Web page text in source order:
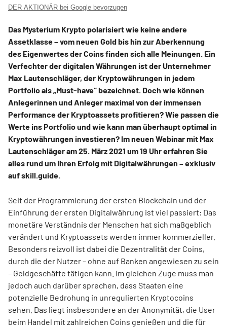
DER AKTIONÄR bei Google bevorzugen
Das Mysterium Krypto polarisiert wie keine andere
Assetklasse – vom neuen Gold bis hin zur Aberkennung
des Eigenwertes der Coins finden sich alle Meinungen. Ein
Verfechter der digitalen Währungen ist der Unternehmer
Max Lautenschläger, der Kryptowährungen in jedem
Portfolio als „Must-have“ bezeichnet. Doch wie können
Anlegerinnen und Anleger maximal von der immensen
Performance der Kryptoassets profitieren? Wie passen die
Werte ins Portfolio und wie kann man überhaupt optimal in
Kryptowährungen investieren? Im neuen Webinar mit Max
Lautenschläger am 25. März 2021 um 19 Uhr erfahren Sie
alles rund um Ihren Erfolg mit Digitalwährungen – exklusiv
auf skill.guide.
Seit der Programmierung der ersten Blockchain und der
Einführung der ersten Digitalwährung ist viel passiert: Das
monetäre Verständnis der Menschen hat sich maßgeblich
verändert und Kryptoassets werden immer kommerzieller.
Besonders reizvoll ist dabei die Dezentralität der Coins,
durch die der Nutzer – ohne auf Banken angewiesen zu sein
– Geldgeschäfte tätigen kann. Im gleichen Zuge muss man
jedoch auch darüber sprechen, dass Staaten eine
potenzielle Bedrohung in unregulierten Kryptocoins
sehen. Das liegt insbesondere an der Anonymität, die User
beim Handel mit zahlreichen Coins genießen und die für